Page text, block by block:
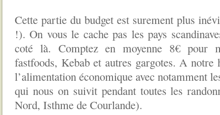
Cette partie du budget est surement plus
!). On vous le cache pas les pays
coté là. Comptez en moyenne 8€ pour
fastfoods, Kebab et autres gargotes. A notre
l’alimentation économique avec notamment
qui nous on suivit pendant toutes les
Nord, Isthme de Courlande).